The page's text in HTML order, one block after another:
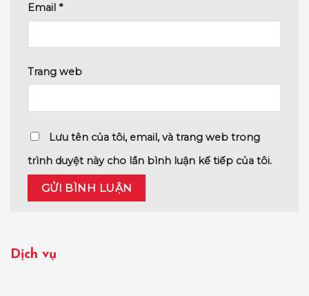
Email *
Trang web
Lưu tên của tôi, email, và trang web trong
trình duyệt này cho lần bình luận kế tiếp của tôi.
Dịch vụ